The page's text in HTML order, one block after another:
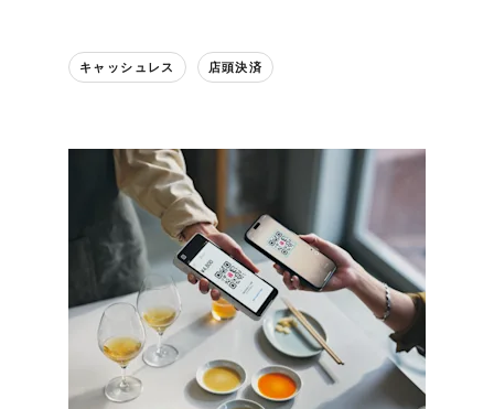
キャッシュレス 店頭決済